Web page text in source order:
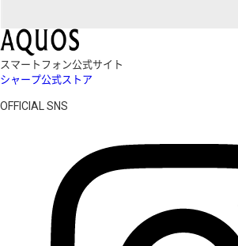
スマートフォン公式サイト
シャープ公式ストア
OFFICIAL SNS